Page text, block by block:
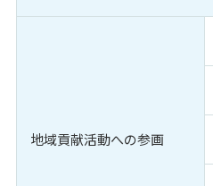
地域貢献活動への参画